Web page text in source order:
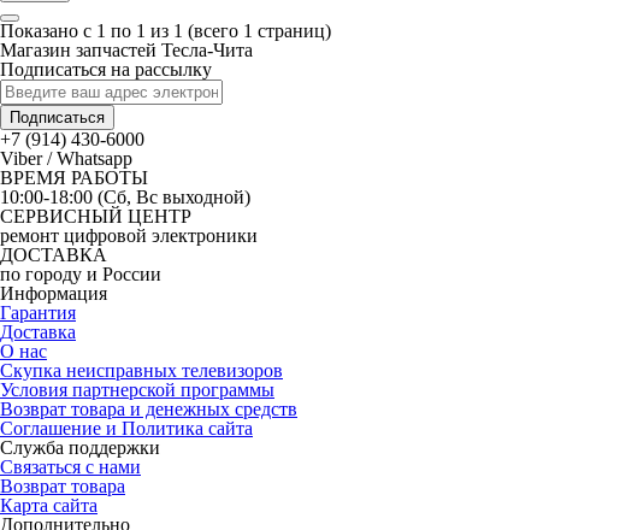
Показано с 1 по 1 из 1 (всего 1 страниц)
Магазин запчастей Тесла-Чита
Подписаться на рассылку
Подписаться
+7 (914) 430-6000
Viber / Whatsapp
ВРЕМЯ РАБОТЫ
10:00-18:00 (Сб, Вс выходной)
СЕРВИСНЫЙ ЦЕНТР
ремонт цифровой электроники
ДОСТАВКА
по городу и России
Информация
Гарантия
Доставка
О нас
Скупка неисправных телевизоров
Условия партнерской программы
Возврат товара и денежных средств
Соглашение и Политика сайта
Служба поддержки
Связаться с нами
Возврат товара
Карта сайта
Дополнительно